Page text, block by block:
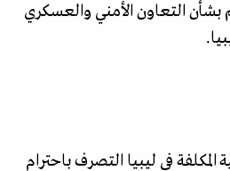
بشأن التعاون الأمني والعسكري
المكلفة في ليبيا التصرف باحترام